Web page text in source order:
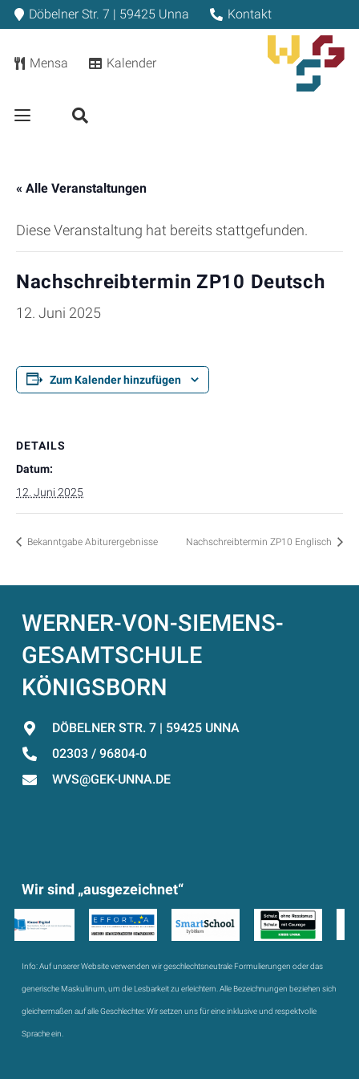
Döbelner Str. 7 | 59425 Unna Kontakt
Mensa Kalender
« Alle Veranstaltungen
Diese Veranstaltung hat bereits stattgefunden.
Nachschreibtermin ZP10 Deutsch
12. Juni 2025
Zum Kalender hinzufügen
DETAILS
Datum:
12. Juni 2025
Bekanntgabe Abiturergebnisse Nachschreibtermin ZP10 Englisch
WERNER-VON-SIEMENS-
GESAMTSCHULE
KÖNIGSBORN
DÖBELNER STR. 7 | 59425 UNNA
02303 / 96804-0
WVS@GEK-UNNA.DE
Wir sind „ausgezeichnet“
Info:Auf unserer Website verwenden wir geschlechtsneutrale Formulierungen oder das
generische Maskulinum, um die Lesbarkeit zu erleichtern. Alle Bezeichnungen beziehen sich
gleichermaßen auf alle Geschlechter. Wir setzen uns für eine inklusive und respektvolle
Sprache ein.